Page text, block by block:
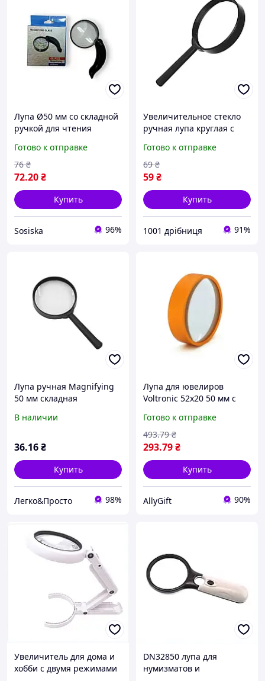
Лупа Ø50 мм со складной
ручкой для чтения
Готово к отправке
72.20₴
76 ₴
Купить
Sosiska 96%
Увеличительное стекло
ручная лупа круглая с
чтения мелкого текста и
рукоделия 50 мм
Готово к отправке
59₴
69 ₴
Купить
1001 дрібниця 91%
Лупа ручная Magnifying
50 мм складная
чтения, осмотра мелких
использования
В наличии
36.16₴
Купить
Легко&Просто 98%
Лупа для ювелиров
Voltronic 52x20 50 мм с
идеальна для просмотра
деталей
Готово к отправке
293.79₴
493.79 ₴
Купить
AllyGift 90%
Увеличитель для дома и
хобби с двумя режимами
DN32850 лупа для
нумизматов и